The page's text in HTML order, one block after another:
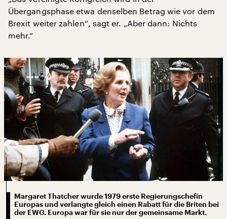
Übergangsphase etwa denselben Betrag wie vor dem
Brexit weiter zahlen“, sagt er. „Aber dann: Nichts
mehr.“
Margaret Thatcher wurde 1979 erste Regierungschefin
Europas und verlangte gleich einen Rabatt für die Briten bei
der EWG. Europa war für sie nur der gemeinsame Markt.